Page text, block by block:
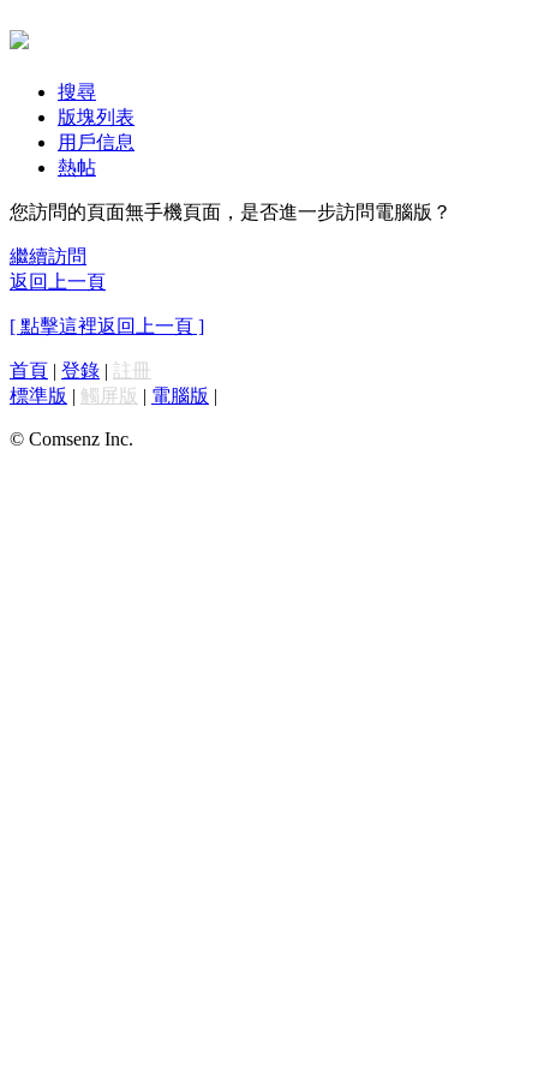
搜尋
版塊列表
用戶信息
熱帖
您訪問的頁面無手機頁面，是否進一步訪問電腦版？
繼續訪問
返回上一頁
[ 點擊這裡返回上一頁 ]
首頁 | 登錄 | 註冊
標準版 | 觸屏版 | 電腦版 |
© Comsenz Inc.